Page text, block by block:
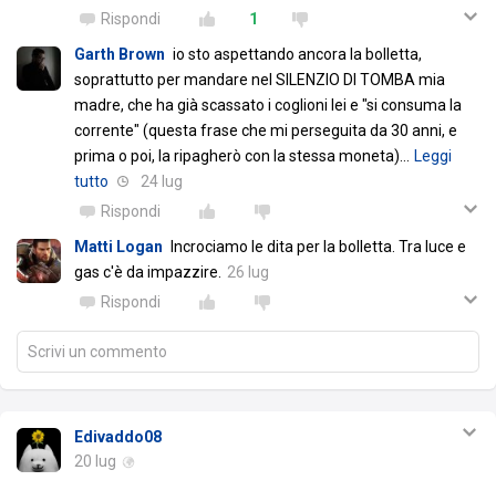
Rispondi
1
Garth Brown io sto aspettando ancora la bolletta,
soprattutto per mandare nel SILENZIO DI TOMBA mia
madre, che ha già scassato i coglioni lei e "si consuma la
corrente" (questa frase che mi perseguita da 30 anni, e
prima o poi, la ripagherò con la stessa moneta)
Leggi
tutto
24 lug
Rispondi
Matti Logan
Incrociamo le dita per la bolletta. Tra luce e
gas c'è da impazzire.
26 lug
Rispondi
Scrivi un commento
Edivaddo08
20 lug